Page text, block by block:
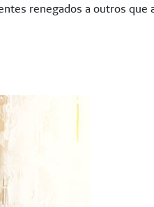
renegados a outros que